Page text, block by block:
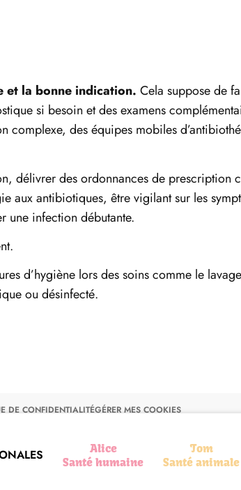
Alice
Santé humaine
Tom
Santé animale
et la bonne indication. Cela suppose de
si besoin et des examens
des équipes mobiles
délivrer des ordonnances de prescription
antibiotiques, être vigilant sur les
une infection débutante.
d’hygiène lors des soins comme le
ou désinfecté.
DE CONFIDENTIALITÉGÉRER MES COOKIES